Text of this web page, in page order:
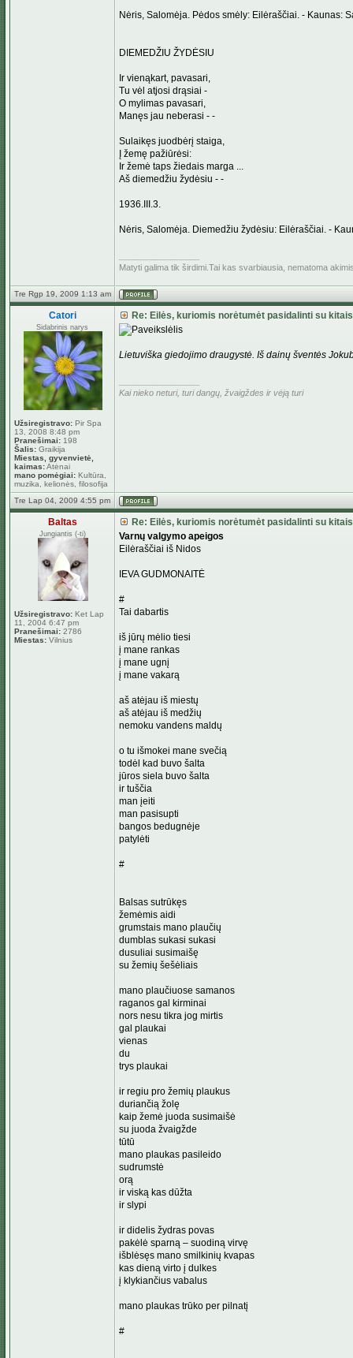
Nėris, Salomėja. Pėdos smėly: Eilėraščiai. - Kaunas:
DIEMEDŽIU ŽYDĖSIU
Ir vienąkart, pavasari,
Tu vėl atjosi drąsiai -
O mylimas pavasari,
Manęs jau neberasi - -
Sulaikęs juodbėrį staiga,
Į žemę pažiūrėsi:
Ir žemė taps žiedais marga ...
Aš diemedžiu žydėsiu - -
1936.III.3.
Nėris, Salomėja. Diemedžiu žydėsiu: Eilėraščiai. -
Matyti galima tik širdimi.Tai kas svarbiausia, nematoma
Tre Rgp 19, 2009 1:13 am
Catori
Sidabrinis narys
Užsiregistravo: Pir Spa
13, 2008 8:48 pm
Pranešimai: 198
Šalis: Graikija
Miestas, gyvenvietė,
kaimas:Atėnai
mano pomėgiai: Kultūra,
muzika, kelionės, filosofija
Re: Eilės, kuriomis norėtumėt pasidalinti su kitais
Lietuviška giedojimo draugystė. Iš dainų šventės
Kai nieko neturi, turi dangų, žvaigždes ir vėją turi
Tre Lap 04, 2009 4:55 pm
Baltas
Jungiantis (-ti)
Užsiregistravo: Ket Lap
11, 2004 6:47 pm
Pranešimai: 2786
Miestas: Vilnius
Re: Eilės, kuriomis norėtumėt pasidalinti su kitais
Varnų valgymo apeigos
Eilėraščiai iš Nidos
IEVA GUDMONAITĖ
#
Tai dabartis
iš jūrų mėlio tiesi
į mane rankas
į mane ugnį
į mane vakarą
aš atėjau iš miestų
aš atėjau iš medžių
nemoku vandens maldų
o tu išmokei mane svečią
todėl kad buvo šalta
jūros siela buvo šalta
ir tuščia
man įeiti
man pasisupti
bangos bedugnėje
patylėti
#
Balsas sutrūkęs
žemėmis aidi
grumstais mano plaučių
dumblas sukasi sukasi
dusuliai susimaišę
su žemių šešėliais
mano plaučiuose samanos
raganos gal kirminai
nors nesu tikra jog mirtis
gal plaukai
vienas
du
trys plaukai
ir regiu pro žemių plaukus
duriančią žolę
kaip žemė juoda susimaišė
su juoda žvaigžde
tūtū
mano plaukas pasileido
sudrumstė
orą
ir viską kas dūžta
ir slypi
ir didelis žydras povas
pakėlė sparną – suodiną virvę
išblėsęs mano smilkinių kvapas
kas dieną virto į dulkes
į klykiančius vabalus
mano plaukas trūko per pilnatį
#